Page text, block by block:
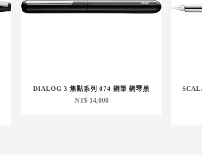
DIALOG 3 焦點系列 074 鋼筆 鋼琴黑
NT$14,000